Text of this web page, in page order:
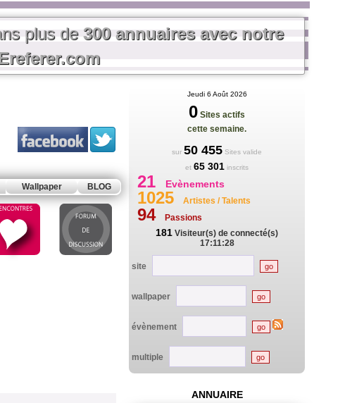
plus de300 annuaires avec notre
Wallpaper BLOG
Jeudi 6 Août 2026
0 Sites actifs
cette semaine.
sur 50 455 Sites valide
et 65 301 inscrits
21 Evènements
1025 Artistes / Talents
94 Passions
181 Visiteur(s) de connecté(s)
17:11:28
site
wallpaper
évènement
multiple
ANNUAIRE